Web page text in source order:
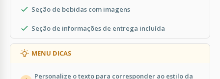
Seção de bebidas com imagens
Seção de informações de entrega incluída
MENU DICAS
Personalize o texto para corresponder ao estilo da